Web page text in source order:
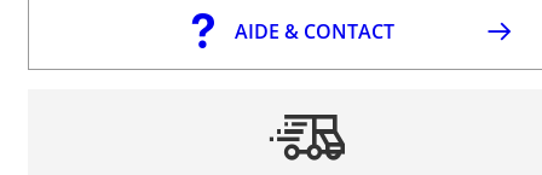
AIDE & CONTACT